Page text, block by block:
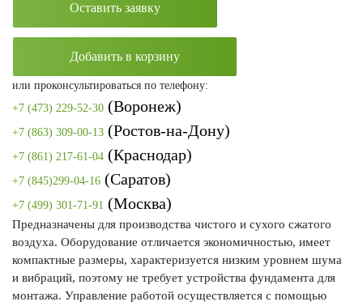
Оставить заявку
Добавить в корзину
или проконсультироваться по телефону:
+7 (473) 229-52-30 (Воронеж)
+7 (863) 309-00-13 (Ростов-на-Дону)
+7 (861) 217-61-04 (Краснодар)
+7 (845)299-04-16 (Саратов)
+7 (499) 301-71-91 (Москва)
Предназначены для производства чистого и сухого сжатого
воздуха. Оборудование отличается экономичностью, имеет
компактные размеры, характеризуется низким уровнем шума
и вибраций, поэтому не требует устройства фундамента для
монтажа. Управление работой осуществляется с помощью